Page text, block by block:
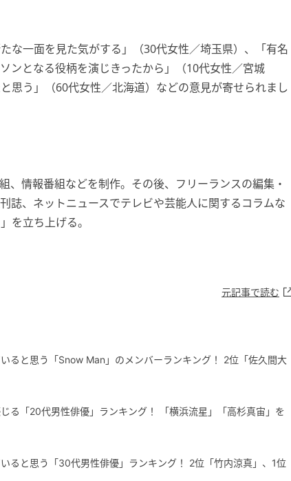
な一面を見た気がする」（30代女性／埼玉県）、「有名
ンとなる役柄を演じきったから」（10代女性／宮城
思う」（60代女性／北海道）などの意見が寄せられまし
、情報番組などを制作。その後、フリーランスの編集・
誌、ネットニュースでテレビや芸能人に関するコラムな
を立ち上げる。
元記事で読む
ると思う「Snow Man」のメンバーランキング！ 2位「佐久間大
る「20代男性俳優」ランキング！ 「横浜流星」「高杉真宙」を
ると思う「30代男性俳優」ランキング！ 2位「竹内涼真」、1位